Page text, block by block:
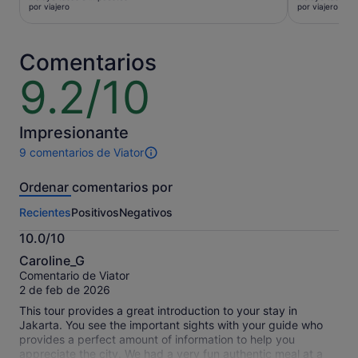
es
por
viajero
por viajero
es
por viajero
Comentarios
9.2/10
9.2
sobre
10
Impresionante
9 comentarios de Viator
9 comentarios
esta
Más
información
sobre
nuestros
comentarios
contrastados.
Ordenar comentarios por
RecientesPositivosNegativos
10.0/10
10.0
sobre
10
Caroline_G
Comentario de Viator
2 de feb de 2026
This tour provides a great introduction to your stay in
Jakarta. You see the important sights with your guide who
provides a perfect amount of information to help you
appreciate the city. We had a very fun authentic meal at a